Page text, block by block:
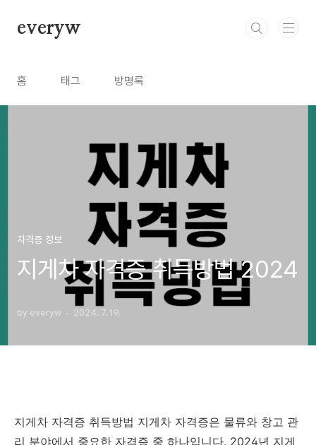
everyw
홈 태그 방명록
자격증 정보
지게차 자격증 취득방법 2024
by everyw 2024. 7. 19.
지게차 자격증 취득방법 지게차 자격증은 물류와 창고 관
리 분야에서 중요한 자격증 중 하나입니다. 2024년 지게